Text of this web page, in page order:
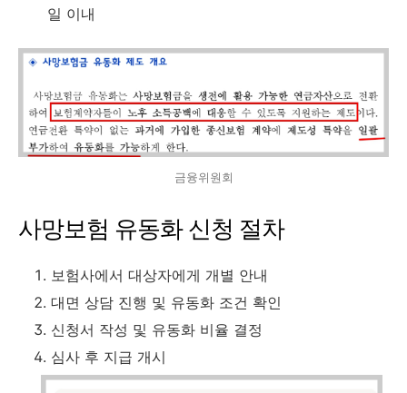
일 이내
금융위원회
사망보험 유동화 신청 절차
보험사에서 대상자에게 개별 안내
대면 상담 진행 및 유동화 조건 확인
신청서 작성 및 유동화 비율 결정
심사 후 지급 개시